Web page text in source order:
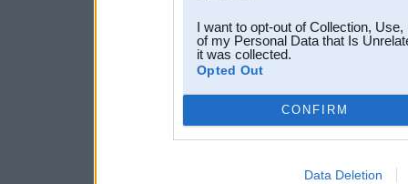
I want to opt-out of Collection,
of my Personal Data that Is
it was collected.
Opted Out
CONFIRM
Data Deletion